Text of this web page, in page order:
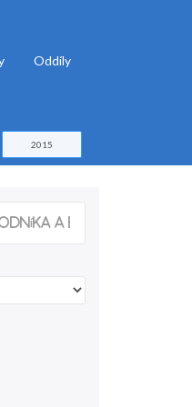
Oddíly
2015